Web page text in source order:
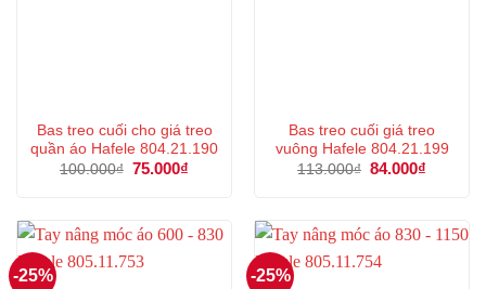
Bas treo cuối cho giá treo
quần áo Hafele 804.21.190
100.000₫ Giá
75.000₫
Bas treo cuối giá treo
vuông Hafele 804.21.199
113.000₫ Giá
84.000₫
-25% -25%